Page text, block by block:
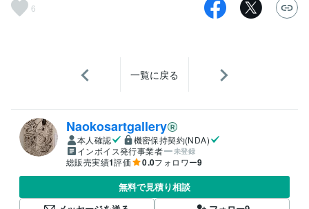
6
一覧に戻る
Naokosartgallery
本人確認
機密保持契約(NDA)
インボイス発行事業者
未登録
総販売実績1評価 0.0フォロワー9
無料で見積り相談